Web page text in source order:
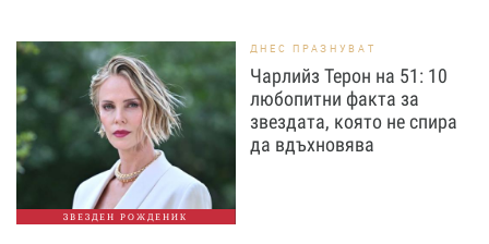
ЗВЕЗДЕН РОЖДЕНИК
ДНЕС ПРАЗНУВАТ
Чарлийз Терон на 51: 10
любопитни факта за
звездата, която не спира
да вдъхновява